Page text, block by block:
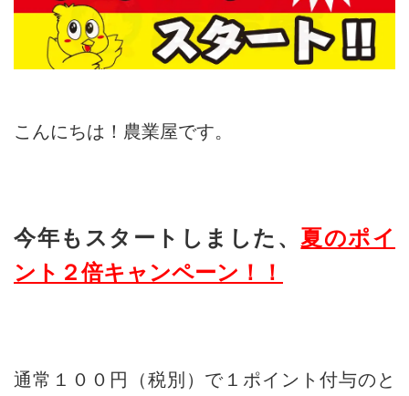
こんにちは！農業屋です。
今年もスタートしました、 夏のポイ
ント２倍キャンペーン！！
通常１００円（税別）で１ポイント付与のと